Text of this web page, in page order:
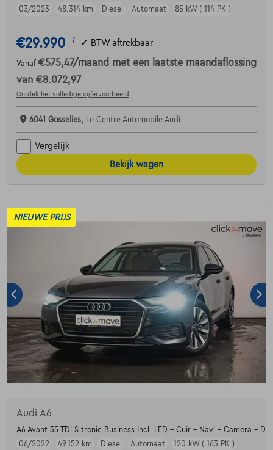
03/2023
48.314 km Diesel Automaat 85 kW ( 114 PK )
€29.990 1 ✓ BTW aftrekbaar
Vanaf €575,47/maand met een laatste maandaflossing
van €8.072,97
Ontdek het volledige cijfervoorbeeld
6041 Gosselies, Le Centre Automobile Audi
Vergelijk
Bekijk wagen
NIEUWE PRIJS
Audi A6
A6 Avant 35 TDi S tronic Business Incl. LED - Cuir - Navi - Camera -
06/2022
49.152 km Diesel Automaat 120 kW ( 163 PK )